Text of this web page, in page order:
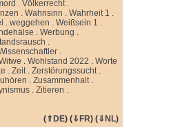
.Völkerrecht.
.Wahnsinn .Wahrheit 1 .
.weggehen .Weißsein 1 .
.Werbung .
.
.
.Wohlstand 2022 .Worte
.Zeit.Zerstörungssucht.
.Zusammenhalt.
.Zitieren .
(⇑DE) (⇓FR) (⇓NL)